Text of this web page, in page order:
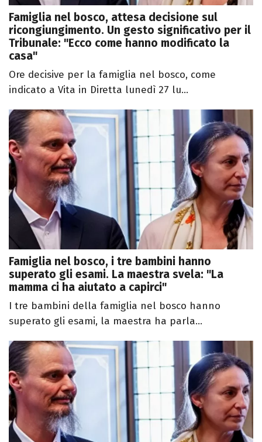
Famiglia nel bosco, attesa decisione sul
ricongiungimento. Un gesto significativo per il
Tribunale: "Ecco come hanno modificato la
casa"
Ore decisive per la famiglia nel bosco, come
indicato a Vita in Diretta lunedì 27 lu...
Famiglia nel bosco, i tre bambini hanno
superato gli esami. La maestra svela: "La
mamma ci ha aiutato a capirci"
I tre bambini della famiglia nel bosco hanno
superato gli esami, la maestra ha parla...